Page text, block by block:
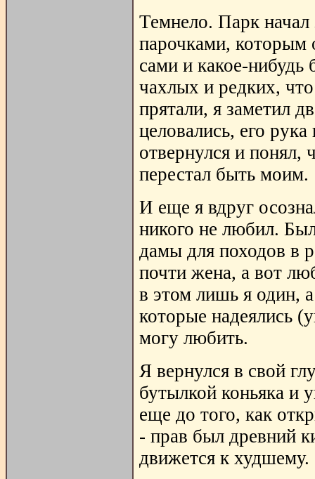
Темнело. Парк начал
парочками,
сами и какое-нибудь
чахлых и редких,
прятали, я заметил
целовались, его
отвернулся и понял,
перестал быть моим.
И еще я вдруг
никого не любил.
дамы для походов в
почти жена, а вот
в этом лишь я один,
которые надеялись
могу любить.
Я вернулся в свой
бутылкой коньяка и
еще до того, как
- прав был древний
движется к худшему.